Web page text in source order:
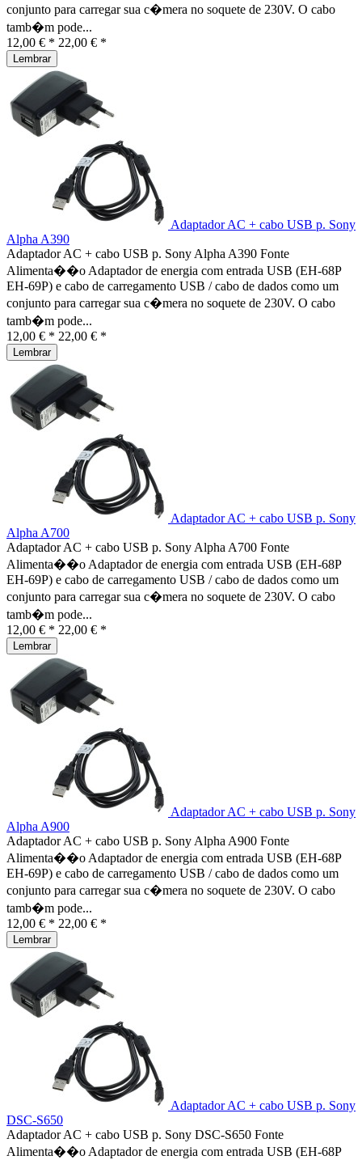
conjunto para carregar sua c�mera no soquete de 230V. O cabo
tamb�m pode...
12,00 € * 22,00 € *
Lembrar
Adaptador AC + cabo USB p. Sony
Alpha A390
Adaptador AC + cabo USB p. Sony Alpha A390 Fonte
Alimenta��o Adaptador de energia com entrada USB (EH-68P
EH-69P) e cabo de carregamento USB / cabo de dados como um
conjunto para carregar sua c�mera no soquete de 230V. O cabo
tamb�m pode...
12,00 € * 22,00 € *
Lembrar
Adaptador AC + cabo USB p. Sony
Alpha A700
Adaptador AC + cabo USB p. Sony Alpha A700 Fonte
Alimenta��o Adaptador de energia com entrada USB (EH-68P
EH-69P) e cabo de carregamento USB / cabo de dados como um
conjunto para carregar sua c�mera no soquete de 230V. O cabo
tamb�m pode...
12,00 € * 22,00 € *
Lembrar
Adaptador AC + cabo USB p. Sony
Alpha A900
Adaptador AC + cabo USB p. Sony Alpha A900 Fonte
Alimenta��o Adaptador de energia com entrada USB (EH-68P
EH-69P) e cabo de carregamento USB / cabo de dados como um
conjunto para carregar sua c�mera no soquete de 230V. O cabo
tamb�m pode...
12,00 € * 22,00 € *
Lembrar
Adaptador AC + cabo USB p. Sony
DSC-S650
Adaptador AC + cabo USB p. Sony DSC-S650 Fonte
Alimenta��o Adaptador de energia com entrada USB (EH-68P